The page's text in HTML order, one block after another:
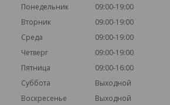
Понедельник
09:00-19:00
Вторник
09:00-19:00
Среда
09:00-19:00
Четверг
09:00-19:00
Пятница
09:00-16:00
Суббота
Выходной
Воскресенье
Выходной